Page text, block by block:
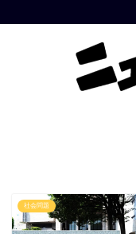
社会問題